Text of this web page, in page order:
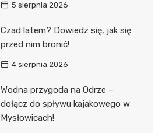
5 sierpnia 2026
Czad latem? Dowiedz się, jak się
przed nim bronić!
4 sierpnia 2026
Wodna przygoda na Odrze –
dołącz do spływu kajakowego w
Mysłowicach!